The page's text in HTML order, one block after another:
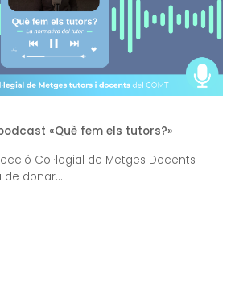
«Què fem els tutors?»
Col·legial de Metges Docents i
de donar...